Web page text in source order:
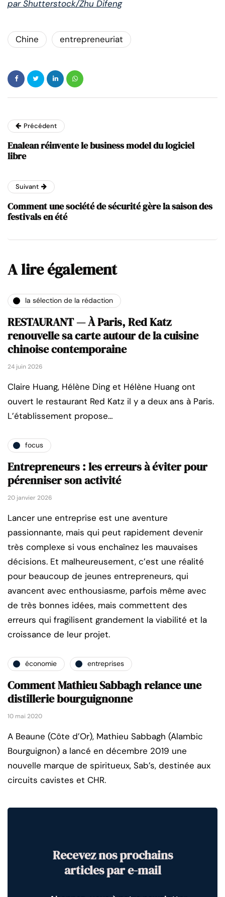
par Shutterstock/Zhu Difeng
Chine entrepreneuriat
Précédent
Enalean réinvente le business model du logiciel
libre
Suivant
Comment une société de sécurité gère la saison des
festivals en été
A lire également
la sélection de la rédaction
RESTAURANT — À Paris, Red Katz
renouvelle sa carte autour de la cuisine
chinoise contemporaine
24 juin 2026
Claire Huang, Hélène Ding et Hélène Huang ont
ouvert le restaurant Red Katz il y a deux ans à Paris.
L’établissement propose…
focus
Entrepreneurs : les erreurs à éviter pour
pérenniser son activité
20 janvier 2026
Lancer une entreprise est une aventure
passionnante, mais qui peut rapidement devenir
très complexe si vous enchaînez les mauvaises
décisions. Et malheureusement, c’est une réalité
pour beaucoup de jeunes entrepreneurs, qui
avancent avec enthousiasme, parfois même avec
de très bonnes idées, mais commettent des
erreurs qui fragilisent grandement la viabilité et la
croissance de leur projet.
économie entreprises
Comment Mathieu Sabbagh relance une
distillerie bourguignonne
10 mai 2020
A Beaune (Côte d’Or), Mathieu Sabbagh (Alambic
Bourguignon) a lancé en décembre 2019 une
nouvelle marque de spiritueux, Sab’s, destinée aux
circuits cavistes et CHR.
Recevez nos prochains
articles par e-mail